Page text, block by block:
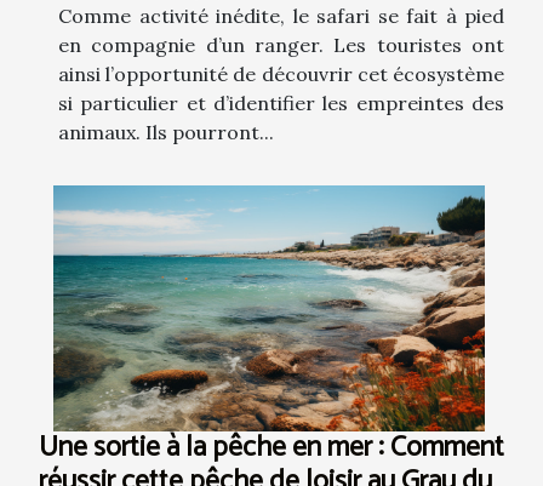
Comme activité inédite, le safari se fait à pied
en compagnie d’un ranger. Les touristes ont
ainsi l’opportunité de découvrir cet écosystème
si particulier et d’identifier les empreintes des
animaux. Ils pourront...
Une sortie à la pêche en mer : Comment